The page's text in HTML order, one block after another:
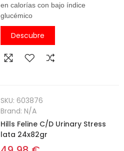
en calorías con bajo índice
glucémico
Descubre
SKU: 603876
Brand:N/A
Hills Feline C/D Urinary Stress
lata 24x82gr